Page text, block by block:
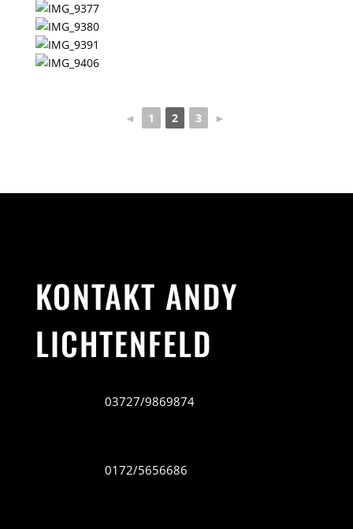
◄ 1 2 3 ►
KONTAKT ANDY
LICHTENFELD
03727/9869874
0172/5656686